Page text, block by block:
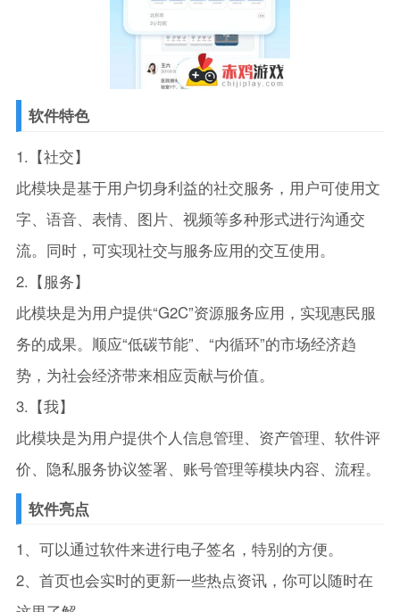
软件特色
1.【社交】
此模块是基于用户切身利益的社交服务，用户可使用文
字、语音、表情、图片、视频等多种形式进行沟通交
流。同时，可实现社交与服务应用的交互使用。
2.【服务】
此模块是为用户提供“G2C”资源服务应用，实现惠民服
务的成果。顺应“低碳节能”、“内循环”的市场经济趋
势，为社会经济带来相应贡献与价值。
3.【我】
此模块是为用户提供个人信息管理、资产管理、软件评
价、隐私服务协议签署、账号管理等模块内容、流程。
软件亮点
1、可以通过软件来进行电子签名，特别的方便。
2、首页也会实时的更新一些热点资讯，你可以随时在